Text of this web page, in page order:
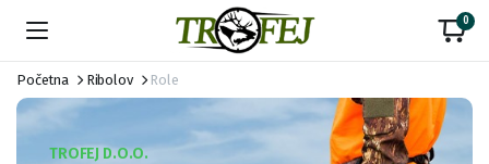
0
Početna Ribolov Role
TROFEJ D.O.O.